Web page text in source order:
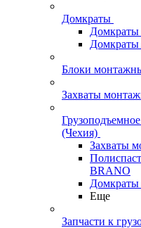
Домкраты
Домкраты
Домкраты
Блоки
Захваты
(Чехия)
Захваты
BRANO
Домкраты
Еще
Запчасти к